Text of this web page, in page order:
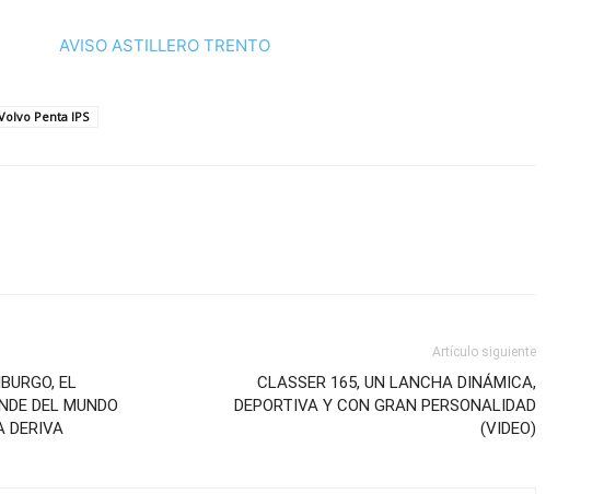
Penta IPS
EL
DEL MUNDO
DERIVA
Artículo siguiente
CLASSER 165, UN LANCHA DINÁMICA,
DEPORTIVA Y CON GRAN PERSONALIDAD
(VIDEO)